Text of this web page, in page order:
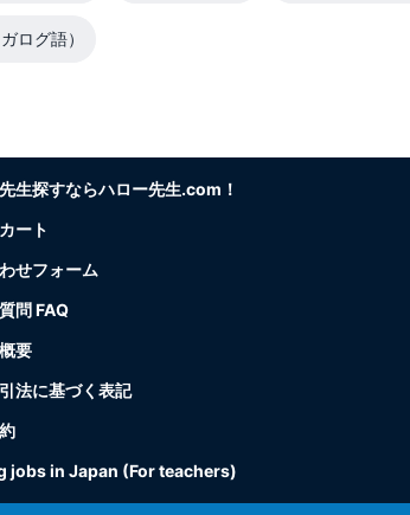
ログ語）
生探すならハロー先生.com！
ート
せフォーム
問 FAQ
要
法に基づく表記
jobs in Japan (For teachers)